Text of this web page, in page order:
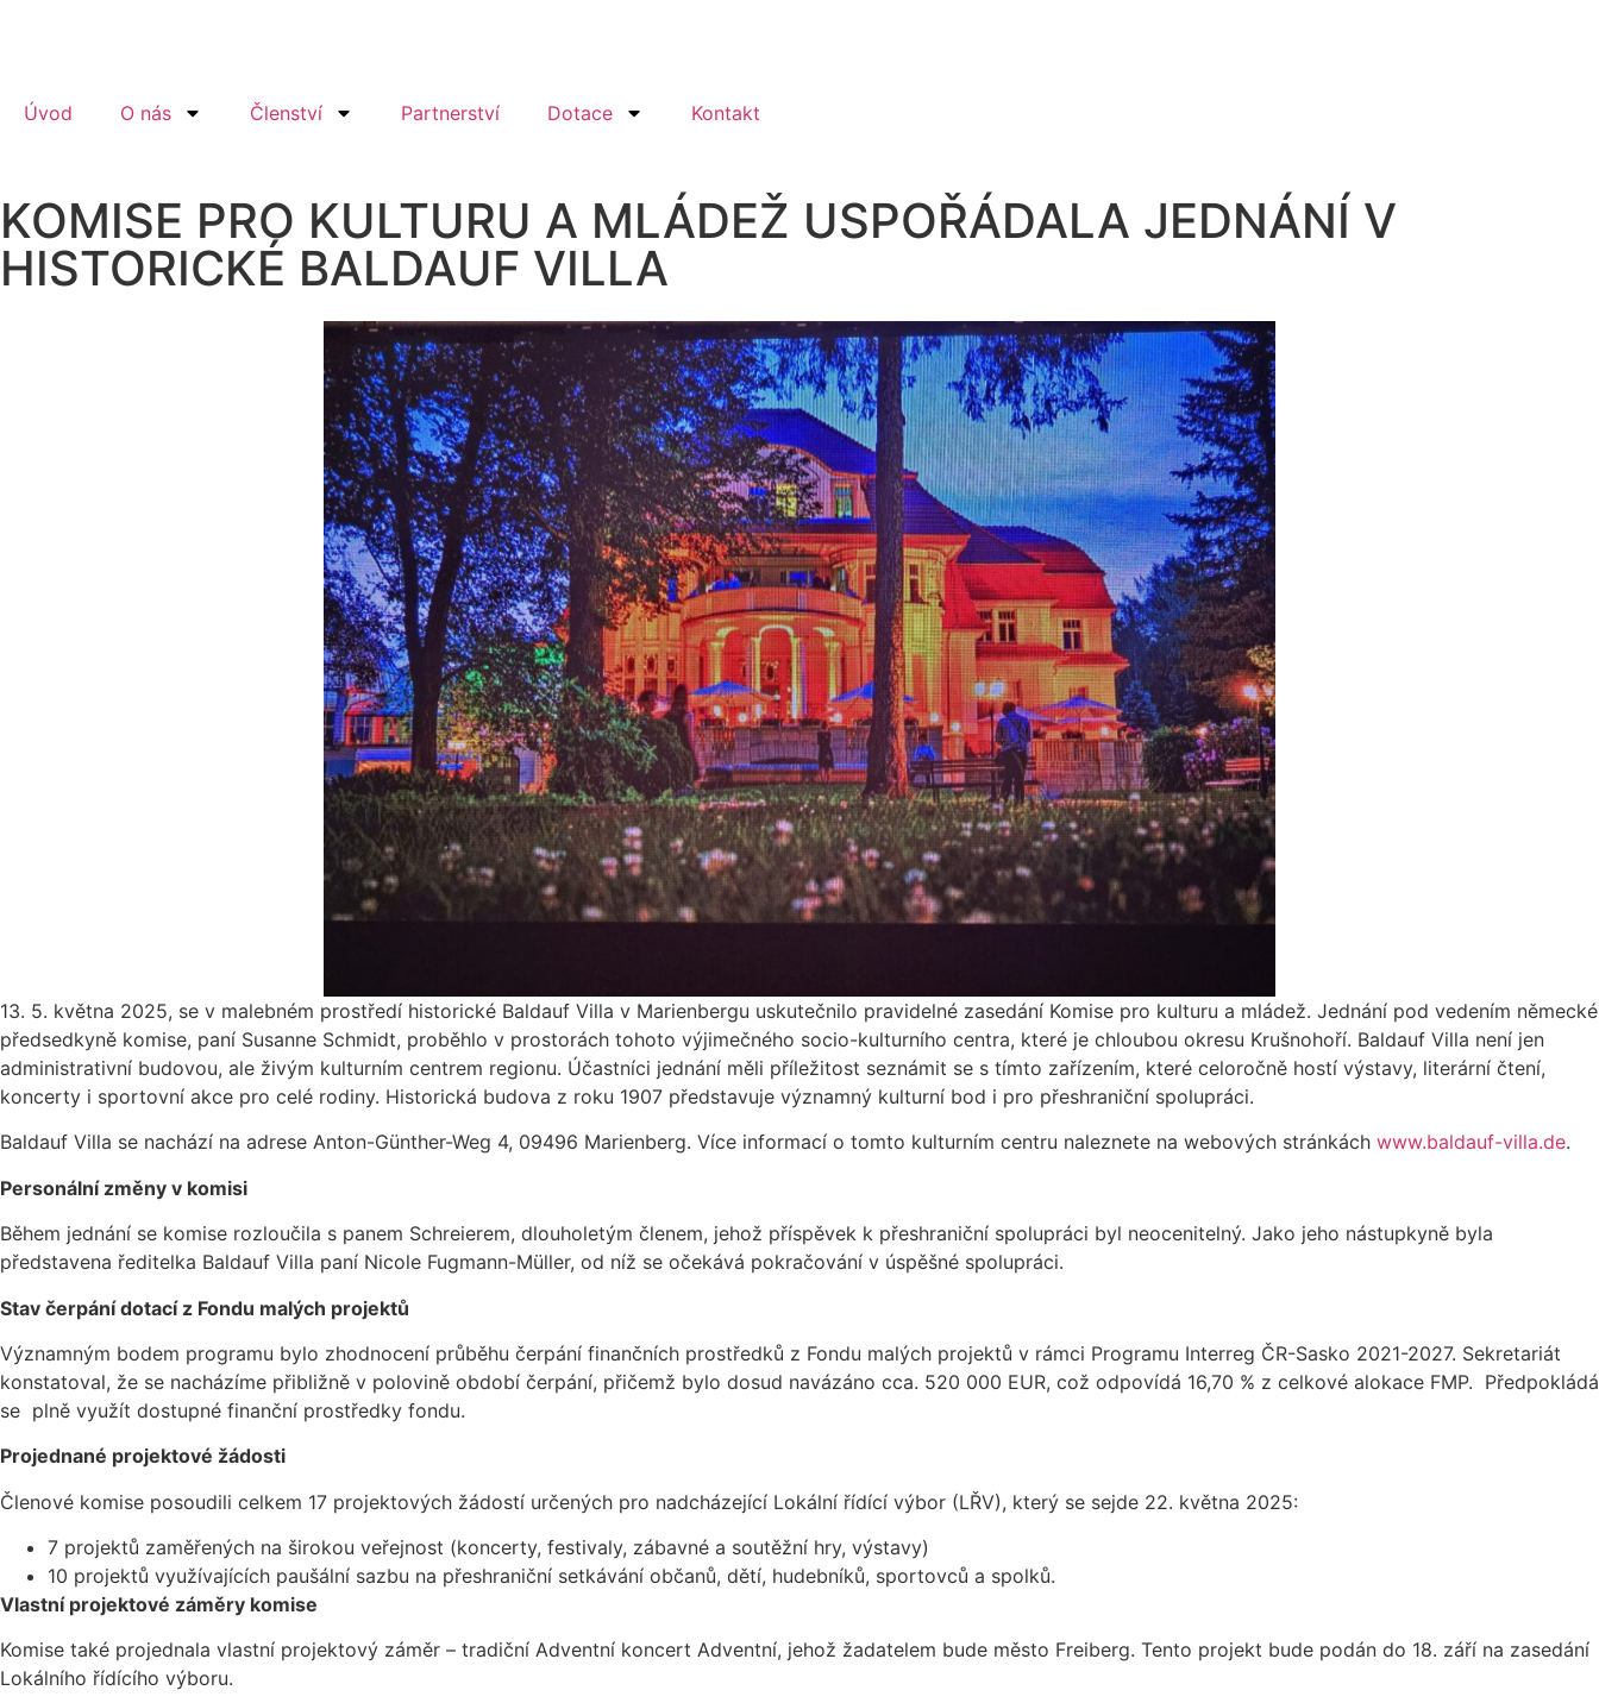
Úvod O nás Členství Partnerství Dotace Kontakt
KOMISE PRO KULTURU A MLÁDEŽ USPOŘÁDALA JEDNÁNÍ V
HISTORICKÉ BALDAUF VILLA
13. 5. května 2025, se v malebném prostředí historické Baldauf Villa v Marienbergu uskutečnilo pravidelné zasedání Komise pro kulturu a mládež. Jednání pod vedením německé
předsedkyně komise, paní Susanne Schmidt, proběhlo v prostorách tohoto výjimečného socio-kulturního centra, které je chloubou okresu Krušnohoří. Baldauf Villa není jen
administrativní budovou, ale živým kulturním centrem regionu. Účastníci jednání měli příležitost seznámit se s tímto zařízením, které celoročně hostí výstavy, literární čtení,
koncerty i sportovní akce pro celé rodiny. Historická budova z roku 1907 představuje významný kulturní bod i pro přeshraniční spolupráci.
Baldauf Villa se nachází na adrese Anton-Günther-Weg 4, 09496 Marienberg. Více informací o tomto kulturním centru naleznete na webových stránkách www.baldauf-villa.de.
Personální změny v komisi
Během jednání se komise rozloučila s panem Schreierem, dlouholetým členem, jehož příspěvek k přeshraniční spolupráci byl neocenitelný. Jako jeho nástupkyně byla
představena ředitelka Baldauf Villa paní Nicole Fugmann-Müller, od níž se očekává pokračování v úspěšné spolupráci.
Stav čerpání dotací z Fondu malých projektů
Významným bodem programu bylo zhodnocení průběhu čerpání finančních prostředků z Fondu malých projektů v rámci Programu Interreg ČR-Sasko 2021-2027. Sekretariát
konstatoval, že se nacházíme přibližně v polovině období čerpání, přičemž bylo dosud navázáno cca. 520 000 EUR, což odpovídá 16,70 % z celkové alokace FMP. Předpokládá
se plně využít dostupné finanční prostředky fondu.
Projednané projektové žádosti
Členové komise posoudili celkem 17 projektových žádostí určených pro nadcházející Lokální řídící výbor (LŘV), který se sejde 22. května 2025:
7 projektů zaměřených na širokou veřejnost (koncerty, festivaly, zábavné a soutěžní hry, výstavy)
10 projektů využívajících paušální sazbu na přeshraniční setkávání občanů, dětí, hudebníků, sportovců a spolků.
Vlastní projektové záměry komise
Komise také projednala vlastní projektový záměr – tradiční Adventní koncert Adventní, jehož žadatelem bude město Freiberg. Tento projekt bude podán do 18. září na zasedání
Lokálního řídícího výboru.